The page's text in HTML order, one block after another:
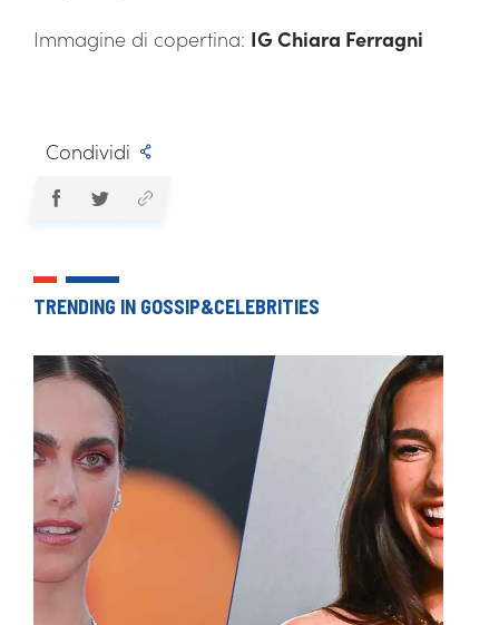
Immagine di copertina: IG Chiara Ferragni
Condividi
TRENDING IN GOSSIP&CELEBRITIES